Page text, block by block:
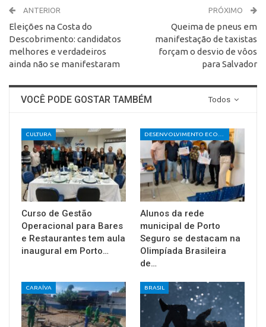
ANTERIOR
Eleições na Costa do
Descobrimento: candidatos
melhores e verdadeiros
ainda não se manifestaram
PRÓXIMO
Queima de pneus em
manifestação de taxistas
forçam o desvio de vôos
para Salvador
Todos
VOCÊ PODE GOSTAR TAMBÉM
CULTURA
Curso de Gestão
Operacional para Bares
e Restaurantes tem aula
inaugural em Porto…
Alunos da rede
municipal de Porto
Seguro se destacam na
Olimpíada Brasileira
de…
CARAÍVA BRASIL